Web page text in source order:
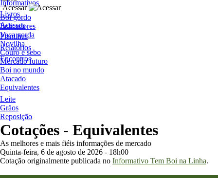
Informativos
Livros
Acessos
Planilhas
Relatórios
Encontros
Acessar
Boi gordo
Indicadores
Vaca gorda
Novilha
Couro e sebo
Mercado futuro
Boi no mundo
Atacado
Equivalentes
Leite
Grãos
Reposição
Cotações - Equivalentes
As melhores e mais fiéis informações de mercado
Quinta-feira, 6 de agosto de 2026 - 18h00
Cotação originalmente publicada no Informativo Tem Boi na Linha.